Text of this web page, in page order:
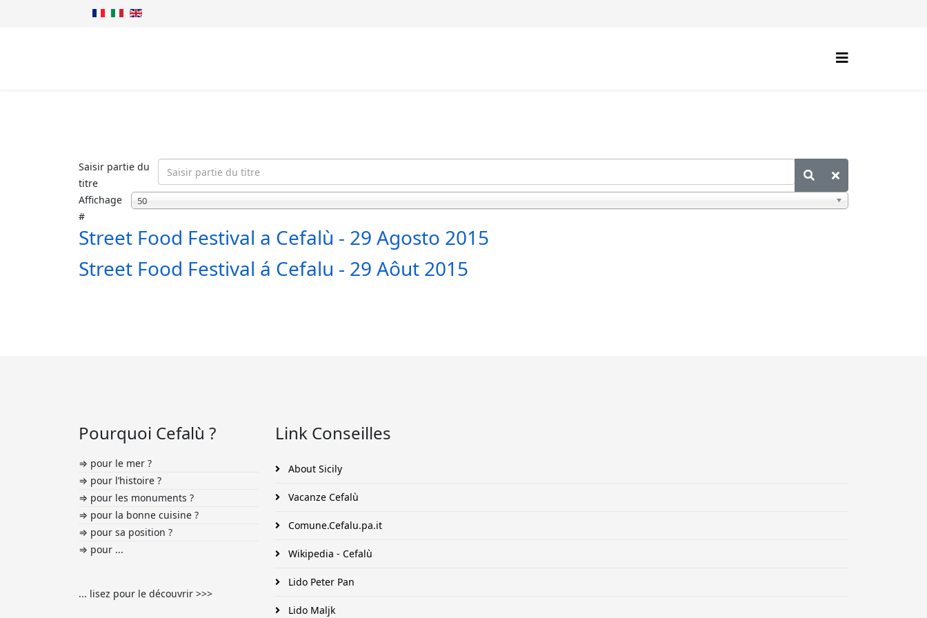
Saisir partie du
titre
Affichage
#
50
Street Food Festival a Cefalù - 29 Agosto 2015
Street Food Festival á Cefalu - 29 Aôut 2015
Pourquoi Cefalù ?
⇒ pour le mer ?
⇒ pour l’histoire ?
⇒ pour les monuments ?
⇒ pour la bonne cuisine ?
⇒ pour sa position ?
⇒ pour ...
... lisez pour le découvrir >>>
Link Conseilles
About Sicily
Vacanze Cefalù
Comune.Cefalu.pa.it
Wikipedia - Cefalù
Lido Peter Pan
Lido Maljk